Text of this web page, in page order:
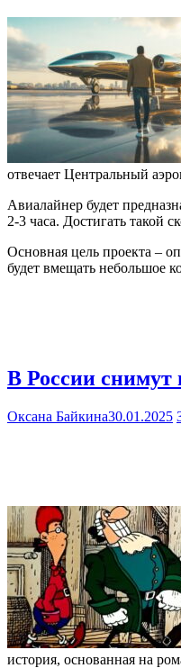
отвечает Центральный
Авиалайнер будет
2-3 часа. Достигать такой
Основная цель проекта –
будет вмещать небольшое
В России снимут
Оксана Байкина30.01.2025
история, основанная на